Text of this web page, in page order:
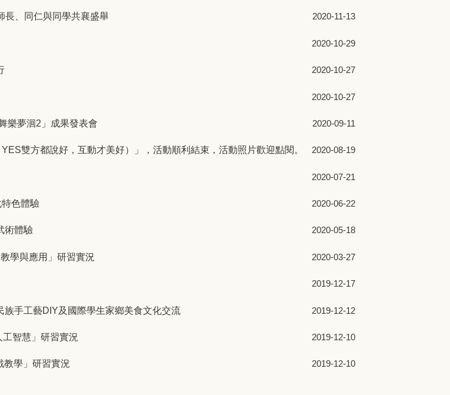
長、同仁與同學共襄盛舉 2020-11-13
2020-10-29
2020-10-27
2020-10-27
樂夢洄2」成果發表會 2020-09-11
雙方都說好，互動才美好）」，活動順利結束，活動照片歡迎點閱。 2020-08-19
2020-07-21
色體驗 2020-06-22
術體驗 2020-05-18
學與應用」研習實況 2020-03-27
2019-12-17
手工藝DIY及國際學生家鄉美食文化交流 2019-12-12
智慧」研習實況 2019-12-10
教學」研習實況 2019-12-10